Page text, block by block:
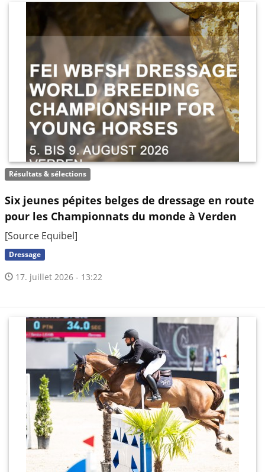
Résultats & sélections
Six jeunes pépites belges de dressage en route
pour les Championnats du monde à Verden
[Source Equibel]
Dressage
17. juillet 2026 - 13:22